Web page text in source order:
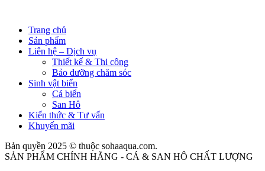
Trang chủ
Sản phẩm
Liên hệ – Dịch vụ
Thiết kế & Thi công
Bảo dưỡng chăm sóc
Sinh vật biển
Cá biển
San Hô
Kiến thức & Tư vấn
Khuyến mãi
Bản quyền 2025 © thuộc sohaaqua.com.
SẢN PHẨM CHÍNH HÃNG - CÁ & SAN HÔ CHẤT LƯỢNG